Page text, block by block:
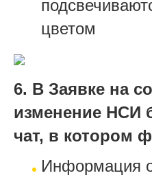
цветом
6. В Заявке на
изменение НСИ
чат, в котором
Информация